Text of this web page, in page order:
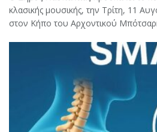
κλασικής μουσικής, την Τρίτη, 11
στον Κήπο του Αρχοντικού